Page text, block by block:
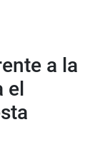
a la
el